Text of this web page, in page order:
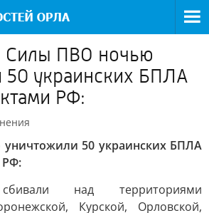
Силы ПВО ночью
50 украинских БПЛА
РФ:
50 украинских БПЛА
РФ:
над территориями
Курской, Орловской,